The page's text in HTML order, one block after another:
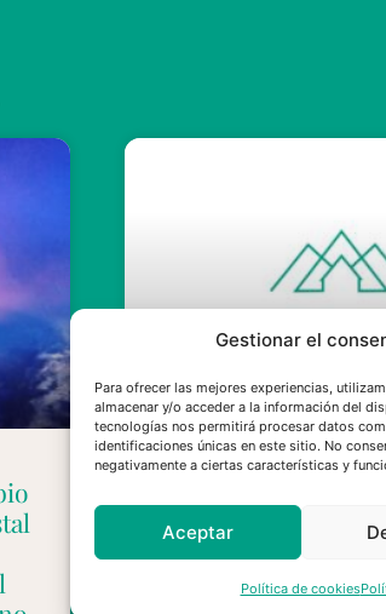
Gestionar el
Para ofrecer las mejores experiencias,
almacenar y/o acceder a la información del
tecnologías nos permitirá procesar datos
identificaciones únicas en este sitio. No
negativamente a ciertas características y
Aceptar
Política de cookies
lamenta la
humanas en el
municipios de